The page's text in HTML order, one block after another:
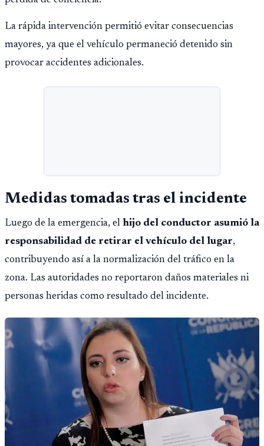
La rápida intervención permitió evitar consecuencias
mayores, ya que el vehículo permaneció detenido sin
provocar accidentes adicionales.
Medidas tomadas tras el incidente
Luego de la emergencia, el hijo del conductor asumió la
responsabilidad de retirar el vehículo del lugar,
contribuyendo así a la normalización del tráfico en la
zona. Las autoridades no reportaron daños materiales ni
personas heridas como resultado del incidente.